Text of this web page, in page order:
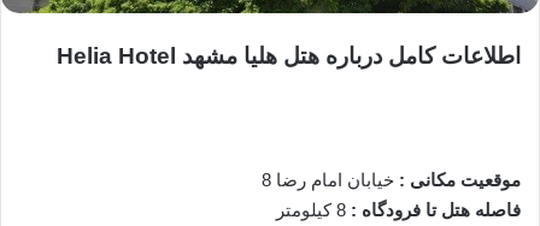
اطلاعات کامل درباره هتل هلیا مشهد Helia Hotel
موقعیت مکانی : خیابان امام رضا 8
فاصله هتل تا فرودگاه :